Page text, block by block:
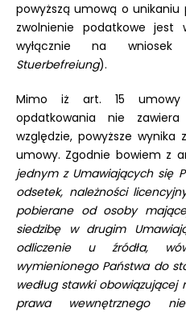
powyższą umową o
zwolnienie podatkowe
wyłącznie na wniosek
Stuerbefreiung).
Mimo iż art. 15 umowy
opdatkowania nie
względzie, powyższe
umowy. Zgodnie bowiem z
jednym z Umawiających się
odsetek, należności
pobierane od osoby
siedzibę w drugim
odliczenie u źródła,
wymienionego Państwa do
według stawki
prawa wewnętrznego